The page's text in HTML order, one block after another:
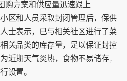
购方案和供应量迅速跟上
区和人员采取封闭管理后，保供
士表示，已与相关社区进行了菜
关品类的库存量，足以保证封控
近期天气炎热，食物不易储存，
设置。